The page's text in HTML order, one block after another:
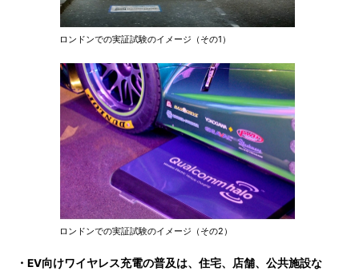
ロンドンでの実証試験のイメージ（その1）
ロンドンでの実証試験のイメージ（その2）
・EV向けワイヤレス充電の普及は、住宅、店舗、公共施設な